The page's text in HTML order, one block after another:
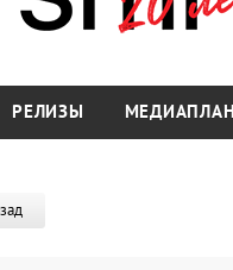
РЕЛИЗЫ МЕДИАПЛАН